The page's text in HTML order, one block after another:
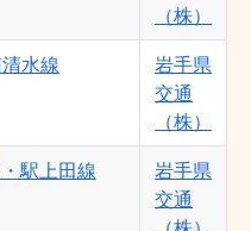
（株）
水線
岩手県
交通
（株）
駅上田線
岩手県
交通